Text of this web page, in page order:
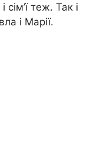
теж. Так і
і Марії.